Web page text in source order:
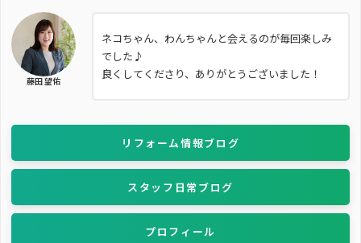
藤田 望佑
ネコちゃん、わんちゃんと会えるのが毎回楽しみ
でした♪
良くしてくださり、ありがとうございました！
リフォーム情報ブログ
スタッフ日常ブログ
プロフィール